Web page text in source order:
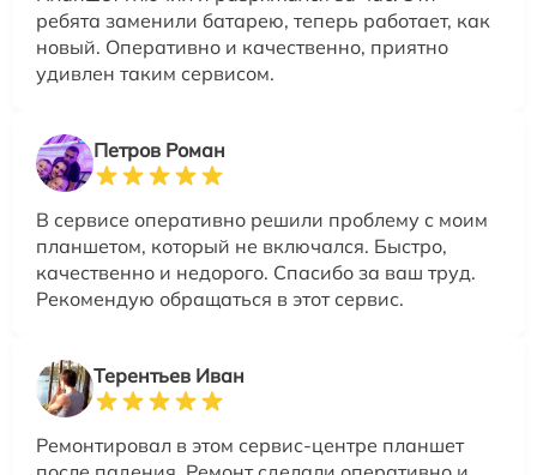
ребята заменили батарею, теперь работает, как
новый. Оперативно и качественно, приятно
удивлен таким сервисом.
Петров Роман
В сервисе оперативно решили проблему с моим
планшетом, который не включался. Быстро,
качественно и недорого. Спасибо за ваш труд.
Рекомендую обращаться в этот сервис.
Терентьев Иван
Ремонтировал в этом сервис-центре планшет